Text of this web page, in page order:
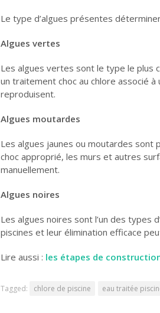
Le type d’algues présentes
Algues vertes
Les algues vertes sont le type le
un traitement choc au chlore associé à
reproduisent.
Algues moutardes
Les algues jaunes ou moutardes
choc approprié, les murs et autres
manuellement.
Algues noires
Les algues noires sont l’un des types
piscines et leur élimination efficace
Lire aussi : les étapes de
Tagged: chlore de piscine eau traitée